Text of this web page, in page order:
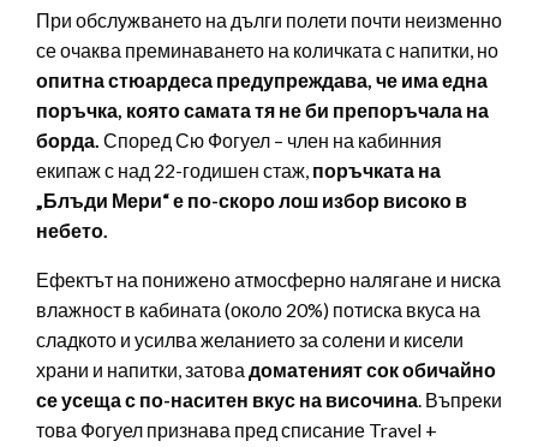
При обслужването на дълги полети почти неизменно
се очаква преминаването на количката с напитки, но
опитна стюардеса предупреждава, че има една
поръчка, която самата тя не би препоръчала на
борда. Според Сю Фогуел – член на кабинния
екипаж с над 22-годишен стаж, поръчката на
„Блъди Мери“ е по-скоро лош избор високо в
небето.
Ефектът на понижено атмосферно налягане и ниска
влажност в кабината (около 20%) потиска вкуса на
сладкото и усилва желанието за солени и кисели
храни и напитки, затова доматеният сок обичайно
се усеща с по-наситен вкус на височина. Въпреки
това Фогуел признава пред списание Travel +